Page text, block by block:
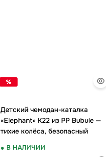
%
Детский чемодан-каталка
«Elephant» K22 из PP Bubule —
тихие колёса, безопасный
● В НАЛИЧИИ